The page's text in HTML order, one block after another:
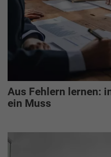
Aus Fehlern lernen:
ein Muss